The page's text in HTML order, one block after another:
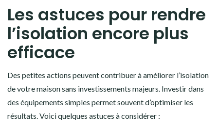
Les astuces pour rendre
l’isolation encore plus
efficace
Des petites actions peuvent contribuer à améliorer l’isolation
de votre maison sans investissements majeurs. Investir dans
des équipements simples permet souvent d’optimiser les
résultats. Voici quelques astuces à considérer :